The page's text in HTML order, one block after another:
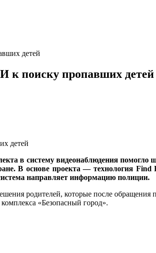
детей
к поиску пропавших детей
в систему видеонаблюдения
В основе проекта — технология Find
направляет информацию полиции.
родителей, которые после
«Безопасный город».